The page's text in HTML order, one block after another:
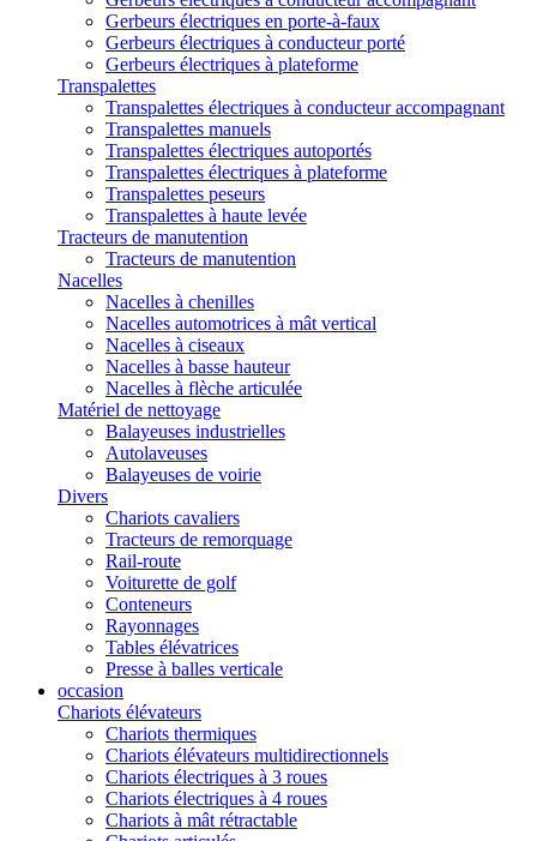
Gerbeurs électriques en porte-à-faux
Gerbeurs électriques à conducteur porté
Gerbeurs électriques à plateforme
Transpalettes
Transpalettes électriques à conducteur accompagnant
Transpalettes manuels
Transpalettes électriques autoportés
Transpalettes électriques à plateforme
Transpalettes peseurs
Transpalettes à haute levée
Tracteurs de manutention
Tracteurs de manutention
Nacelles
Nacelles à chenilles
Nacelles automotrices à mât vertical
Nacelles à ciseaux
Nacelles à basse hauteur
Nacelles à flèche articulée
Matériel de nettoyage
Balayeuses industrielles
Autolaveuses
Balayeuses de voirie
Divers
Chariots cavaliers
Tracteurs de remorquage
Rail-route
Voiturette de golf
Conteneurs
Rayonnages
Tables élévatrices
Presse à balles verticale
occasion
Chariots élévateurs
Chariots thermiques
Chariots élévateurs multidirectionnels
Chariots électriques à 3 roues
Chariots électriques à 4 roues
Chariots à mât rétractable